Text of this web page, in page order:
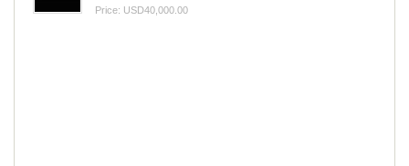
Price: USD40,000.00